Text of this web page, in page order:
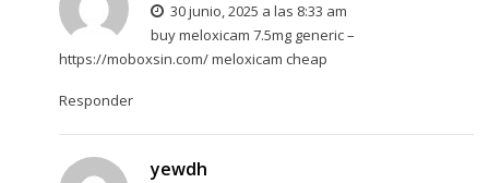
30 junio, 2025 a las 8:33 am
buy meloxicam 7.5mg generic –
https://moboxsin.com/meloxicam cheap
Responder
yewdh